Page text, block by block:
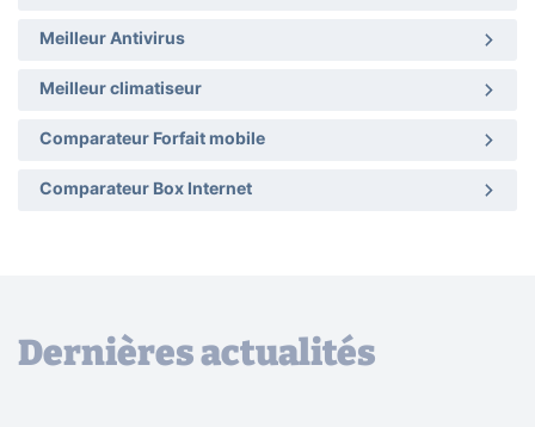
Meilleur Antivirus
Meilleur climatiseur
Comparateur Forfait mobile
Comparateur Box Internet
Dernières actualités